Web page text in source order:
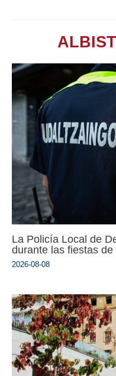
La Policía Local de
durante las fiestas
2026-08-08